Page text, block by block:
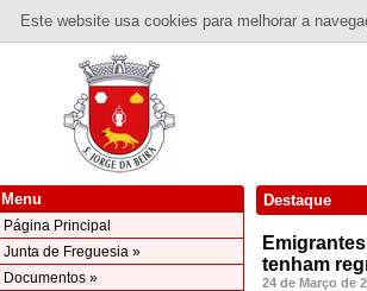
Este website usa cookies para melhorar a
Menu
Página Principal
Junta de Freguesia »
Documentos »
Destaque
tenham
24 de Março de